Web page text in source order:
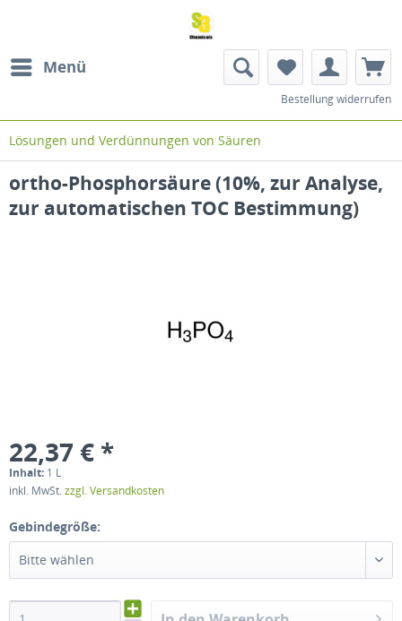
Menü
Bestellung widerrufen
Lösungen und Verdünnungen von Säuren
ortho-Phosphorsäure (10%, zur Analyse,
zur automatischen TOC Bestimmung)
22,37 € *
Inhalt: 1 L
inkl. MwSt.zzgl. Versandkosten
Gebindegröße:
Bitte wählen